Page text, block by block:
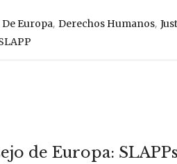
Europa, Derechos Humanos,
de Europa: